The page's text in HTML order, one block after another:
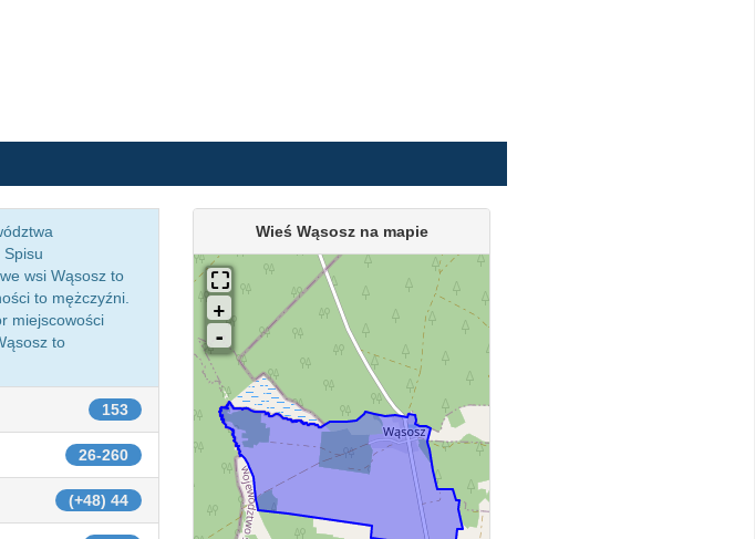
Spisu
wsi Wąsosz to
to mężczyźni.
miejscowości
to
153
26-260
(+48) 44
Wieś Wąsosz na mapie